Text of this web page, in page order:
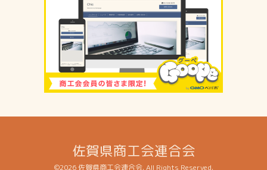
佐賀県商工会連合会
©2026佐賀県商工会連合会. All Rights Reserved.